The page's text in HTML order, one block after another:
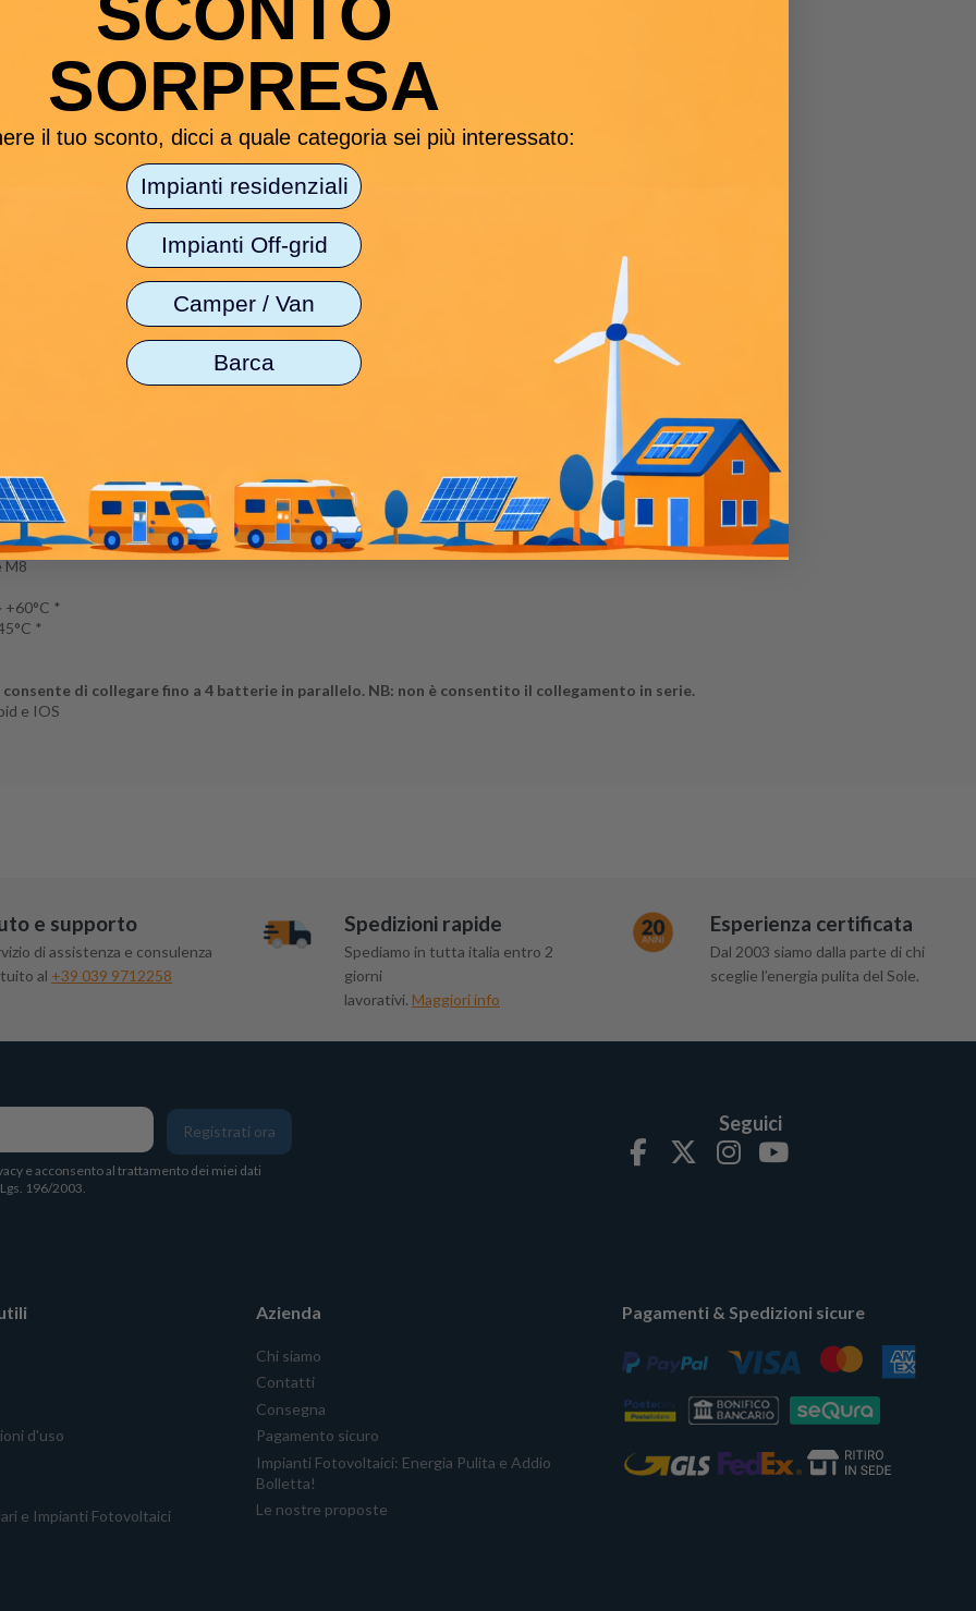
o esplosione
completi di carica e scarica
il controllo e la carica dei diversi elementi, e per proteggerla da sovraccarico, sovratensione e surriscaldamento.
scarica)
(200~500ms)
(H)
M8
+60°C *
*
consente di collegare fino a 4 batterie in parallelo. NB: non è consentito il collegamento in serie.
e IOS
e supporto
di assistenza e consulenza
al +39 039 9712258
Spedizioni rapide
Spediamo in tutta italia entro 2
giorni
lavorativi. Maggiori info
Esperienza certificata
Dal 2003 siamo dalla parte di chi
sceglie l’energia pulita del Sole.
Registrati ora
e acconsento al trattamento dei miei dati
196/2003.
Seguici
d'uso
e Impianti Fotovoltaici
Azienda
Chi siamo
Contatti
Consegna
Pagamento sicuro
Impianti Fotovoltaici: Energia Pulita e Addio
Bolletta!
Le nostre proposte
Pagamenti & Spedizioni sicure
SORPRESA
il tuo sconto, dicci a quale categoria sei più interessato:
Impianti residenziali
Impianti Off-grid
Camper / Van
Barca